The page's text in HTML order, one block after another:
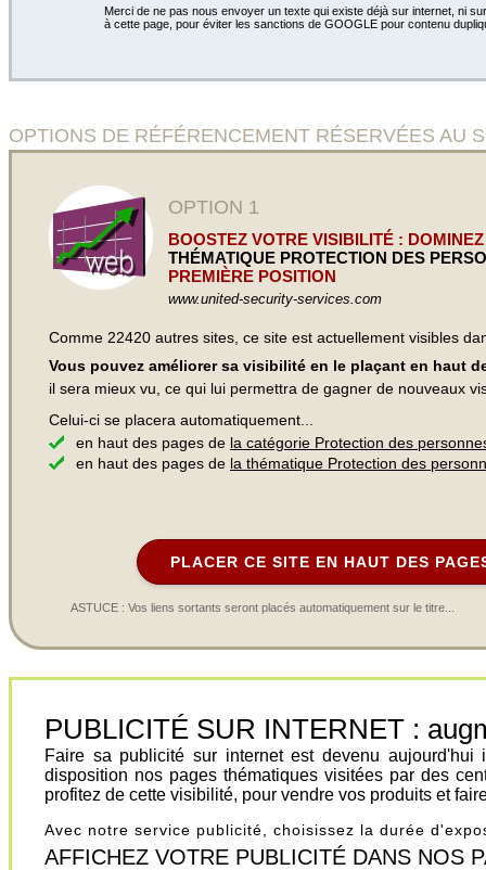
Merci de ne pas nous envoyer un texte qui existe déjà sur internet, ni
à cette page, pour éviter les sanctions de GOOGLE pour contenu
OPTIONS DE RÉFÉRENCEMENT RÉSERVÉES AU
OPTION 1
BOOSTEZ VOTRE VISIBILITÉ :
THÉMATIQUE PROTECTION DES
PREMIÈRE POSITION
www.united-security-services.com
Comme 22420 autres sites, ce site est actuellement visibles
Vous pouvez améliorer sa visibilité en le plaçant en haut
il sera mieux vu, ce qui lui permettra de gagner de nouveaux
Celui-ci se placera automatiquement...
en haut des pages de la catégorie Protection des
en haut des pages de la thématique Protection des
PLACER CE SITE EN HAUT DES
ASTUCE : Vos liens sortants seront placés automatiquement sur le titre...
PUBLICITÉ SUR INTERNET :
Faire sa publicité sur internet est devenu
disposition nos pages thématiques visitées par des
profitez de cette visibilité, pour vendre vos produits et
Avec notre service publicité, choisissez la durée
AFFICHEZ VOTRE PUBLICITÉ DANS NOS